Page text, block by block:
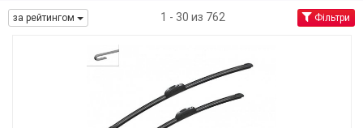
за рейтингом 1 - 30 из 762 Фільтри